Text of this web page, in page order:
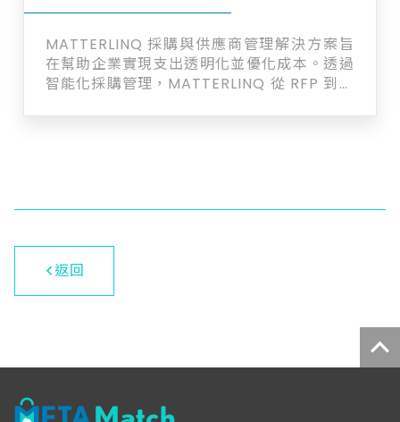
MATTERLINQ 採購與供應商管理解決方案旨
在幫助企業實現支出透明化並優化成本。透過
智能化採購管理，MATTERLINQ 從 RFP 到付
MATTERLINQ 內建的數據分析工具提供深刻
洞察，支持企業以數據為基礎的決策，協助企
業年省 15% 以上的支出。MATTERLINQ 不僅
返回